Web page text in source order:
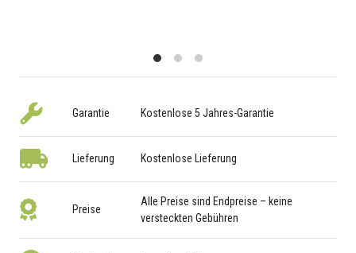
Garantie Kostenlose 5 Jahres-Garantie
Lieferung Kostenlose Lieferung
Preise
Alle Preise sind Endpreise – keine
versteckten Gebühren